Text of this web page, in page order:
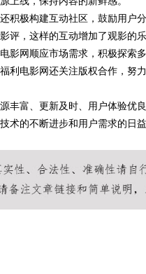
积极构建互动社区，鼓励用户
评，这样的互动增加了观影的
影网顺应市场需求，积极探索
利电影网还关注版权合作，努
丰富、更新及时、用户体验优
术的不断进步和用户需求的日